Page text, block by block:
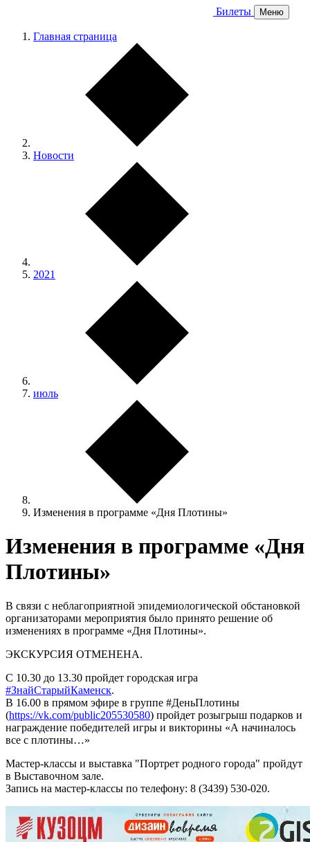
Билеты Меню
Главная страница
Новости
2021
июль
Изменения в программе «Дня Плотины»
Изменения в программе «Дня
Плотины»
В связи с неблагоприятной эпидемиологической обстановкой
организаторами мероприятия было принято решение об
изменениях в программе «Дня Плотины».
ЭКСКУРСИЯ ОТМЕНЕНА.
С 10.30 до 13.30 пройдет городская игра
#ЗнайСтарыйКаменск.
В 16.00 в прямом эфире в группе #ДеньПлотины
(https://vk.com/public205530580) пройдет розыгрыш подарков и
награждение победителей игры и викторины «А начиналось
все с плотины…»
Мастер-классы и выставка "Портрет родного города" пройдут
в Выставочном зале.
Запись на мастер-классы по телефону: 8 (3439) 530-020.